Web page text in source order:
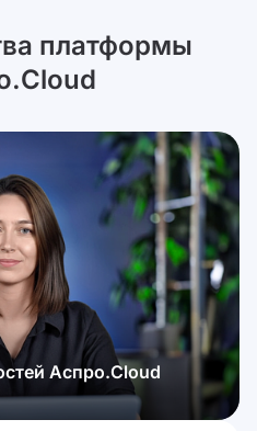
платформы
Аспро.Cloud